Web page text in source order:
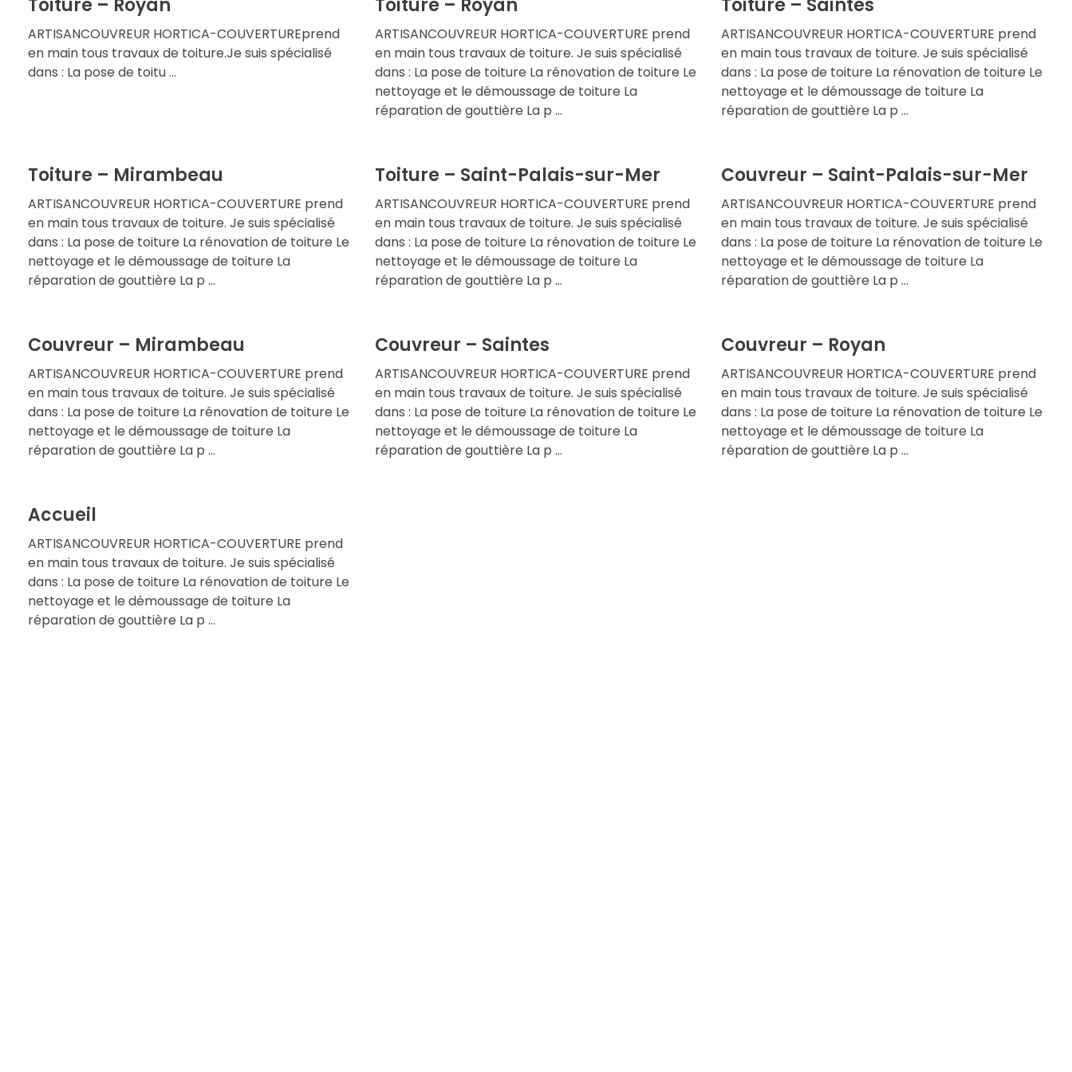
Toiture – Royan
ARTISANCOUVREUR HORTICA-COUVERTUREprend
en main tous travaux de toiture.Je suis spécialisé
dans : La pose de toitu ...
Toiture – Royan
ARTISANCOUVREUR HORTICA-COUVERTURE prend
en main tous travaux de toiture. Je suis spécialisé
dans : La pose de toiture La rénovation de toiture Le
nettoyage et le démoussage de toiture La
réparation de gouttière La p ...
Toiture – Saintes
ARTISANCOUVREUR HORTICA-COUVERTURE prend
en main tous travaux de toiture. Je suis spécialisé
dans : La pose de toiture La rénovation de toiture Le
nettoyage et le démoussage de toiture La
réparation de gouttière La p ...
Toiture – Mirambeau
ARTISANCOUVREUR HORTICA-COUVERTURE prend
en main tous travaux de toiture. Je suis spécialisé
dans : La pose de toiture La rénovation de toiture Le
nettoyage et le démoussage de toiture La
réparation de gouttière La p ...
Toiture – Saint-Palais-sur-Mer
ARTISANCOUVREUR HORTICA-COUVERTURE prend
en main tous travaux de toiture. Je suis spécialisé
dans : La pose de toiture La rénovation de toiture Le
nettoyage et le démoussage de toiture La
réparation de gouttière La p ...
Couvreur – Saint-Palais-sur-Mer
ARTISANCOUVREUR HORTICA-COUVERTURE prend
en main tous travaux de toiture. Je suis spécialisé
dans : La pose de toiture La rénovation de toiture Le
nettoyage et le démoussage de toiture La
réparation de gouttière La p ...
Couvreur – Mirambeau
ARTISANCOUVREUR HORTICA-COUVERTURE prend
en main tous travaux de toiture. Je suis spécialisé
dans : La pose de toiture La rénovation de toiture Le
nettoyage et le démoussage de toiture La
réparation de gouttière La p ...
Couvreur – Saintes
ARTISANCOUVREUR HORTICA-COUVERTURE prend
en main tous travaux de toiture. Je suis spécialisé
dans : La pose de toiture La rénovation de toiture Le
nettoyage et le démoussage de toiture La
réparation de gouttière La p ...
Couvreur – Royan
ARTISANCOUVREUR HORTICA-COUVERTURE prend
en main tous travaux de toiture. Je suis spécialisé
dans : La pose de toiture La rénovation de toiture Le
nettoyage et le démoussage de toiture La
réparation de gouttière La p ...
Accueil
ARTISANCOUVREUR HORTICA-COUVERTURE prend
en main tous travaux de toiture. Je suis spécialisé
dans : La pose de toiture La rénovation de toiture Le
nettoyage et le démoussage de toiture La
réparation de gouttière La p ...